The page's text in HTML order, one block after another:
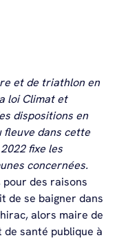
et de triathlon en
loi Climat et
dispositions en
fleuve dans cette
fixe les
concernées.
pour des raisons
de se baigner dans
alors maire de
santé publique à